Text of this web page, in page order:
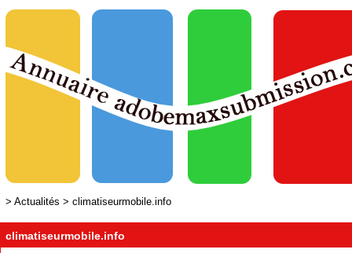
> Actualités > climatiseurmobile.info
climatiseurmobile.info